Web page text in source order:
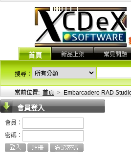
首頁 新品上架 常見問題
搜尋：
當前位置: 首頁 > Embarcadero RAD
會員登入
會員：
密碼：